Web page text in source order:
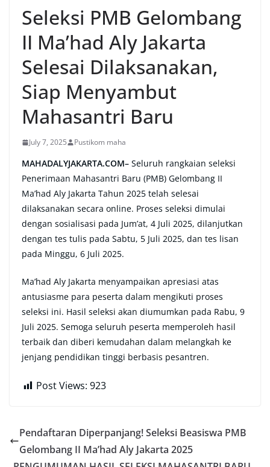
Seleksi PMB Gelombang
II Ma’had Aly Jakarta
Selesai Dilaksanakan,
Siap Menyambut
Mahasantri Baru
July 7, 2025 Pustikom maha
MAHADALYJAKARTA.COM– Seluruh rangkaian seleksi
Penerimaan Mahasantri Baru (PMB) Gelombang II
Ma’had Aly Jakarta Tahun 2025 telah selesai
dilaksanakan secara online. Proses seleksi dimulai
dengan sosialisasi pada Jum’at, 4 Juli 2025, dilanjutkan
dengan tes tulis pada Sabtu, 5 Juli 2025, dan tes lisan
pada Minggu, 6 Juli 2025.
Ma’had Aly Jakarta menyampaikan apresiasi atas
antusiasme para peserta dalam mengikuti proses
seleksi ini. Hasil seleksi akan diumumkan pada Rabu, 9
Juli 2025. Semoga seluruh peserta memperoleh hasil
terbaik dan diberi kemudahan dalam melangkah ke
jenjang pendidikan tinggi berbasis pesantren.
Post Views: 923
Pendaftaran Diperpanjang! Seleksi Beasiswa PMB
Gelombang II Ma’had Aly Jakarta 2025